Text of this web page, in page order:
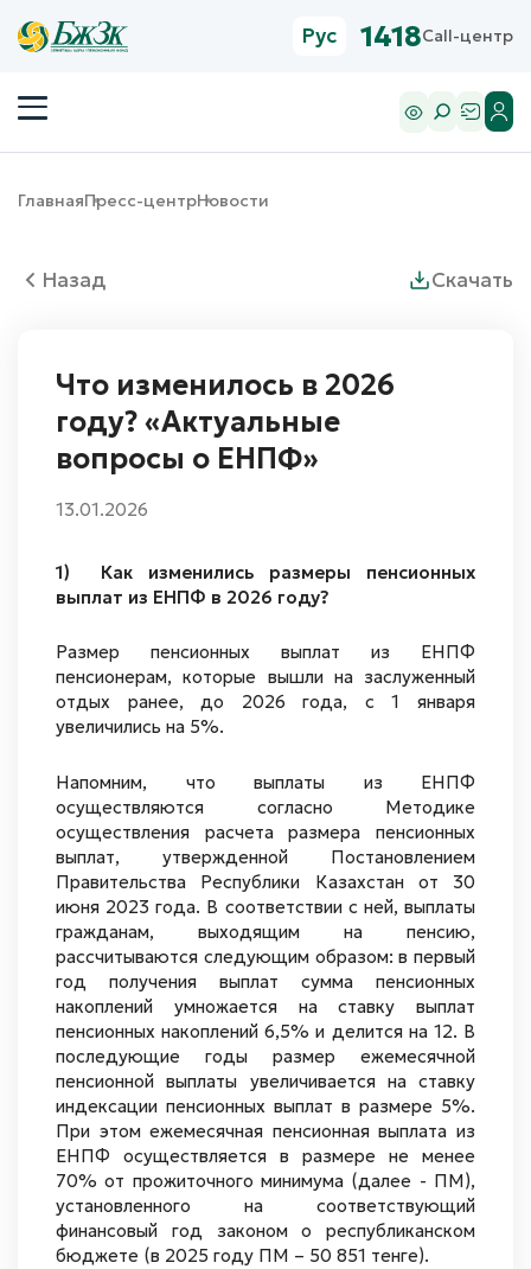
Рус 1418Call-центр
ГлавнаяПресс-центрНовости
Назад Скачать
Что изменилось в 2026
году? «Актуальные
вопросы о ЕНПФ»
13.01.2026
1) Как изменились размеры пенсионных
выплат из ЕНПФ в 2026 году?
Размер пенсионных выплат из ЕНПФ
пенсионерам, которые вышли на заслуженный
отдых ранее, до 2026 года, с 1 января
увеличились на 5%.
Напомним, что выплаты из ЕНПФ
осуществляются согласно Методике
осуществления расчета размера пенсионных
выплат, утвержденной Постановлением
Правительства Республики Казахстан от 30
июня 2023 года. В соответствии с ней, выплаты
гражданам, выходящим на пенсию,
рассчитываются следующим образом: в первый
год получения выплат сумма пенсионных
накоплений умножается на ставку выплат
пенсионных накоплений 6,5% и делится на 12. В
последующие годы размер ежемесячной
пенсионной выплаты увеличивается на ставку
индексации пенсионных выплат в размере 5%.
При этом ежемесячная пенсионная выплата из
ЕНПФ осуществляется в размере не менее
70% от прожиточного минимума (далее - ПМ),
установленного на соответствующий
финансовый год законом о республиканском
бюджете (в 2025 году ПМ – 50 851 тенге).